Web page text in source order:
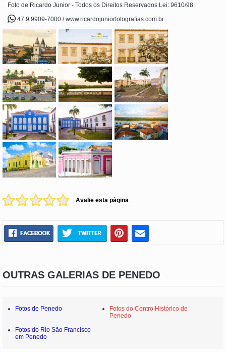
Foto de Ricardo Junior - Todos os Direitos Reservados Lei: 9610/98.
47 9 9909-7000 / www.ricardojuniorfotografias.com.br
Avalie esta página
OUTRAS GALERIAS DE PENEDO
Fotos de Penedo
Fotos do Centro Histórico de
Penedo
Fotos do Rio São Francisco
em Penedo